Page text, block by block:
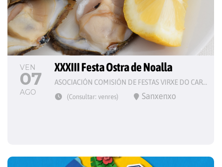
VEN
07
AGO
XXXIII Festa Ostra de Noalla
ASOCIACIÓN COMISIÓN DE FESTAS VIRXE DO CARME
(Consultar: venres) Sanxenxo